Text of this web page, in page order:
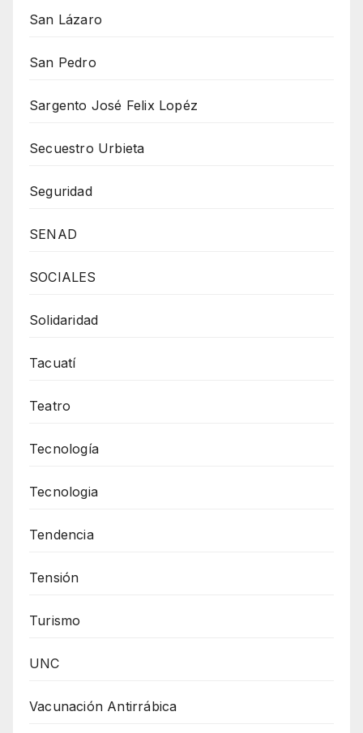
San Lázaro
San Pedro
Sargento José Felix Lopéz
Secuestro Urbieta
Seguridad
SENAD
SOCIALES
Solidaridad
Tacuatí
Teatro
Tecnología
Tecnologia
Tendencia
Tensión
Turismo
UNC
Vacunación Antirrábica